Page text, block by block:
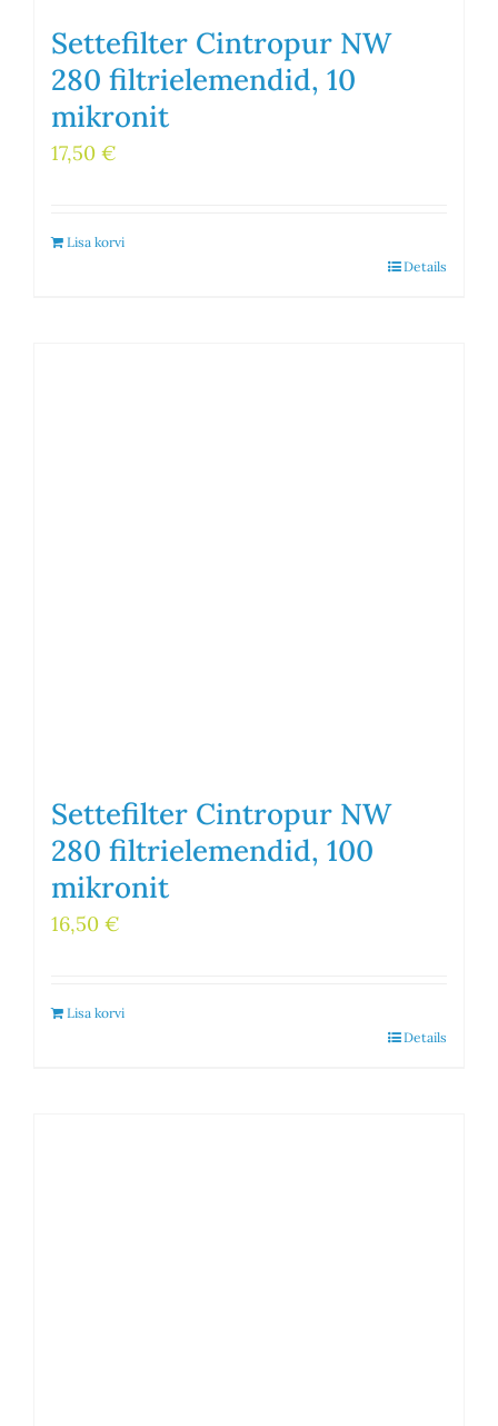
Settefilter Cintropur NW
280 filtrielemendid, 10
mikronit
17,50 €
Lisa korvi
Details
Settefilter Cintropur NW
280 filtrielemendid, 100
mikronit
16,50 €
Lisa korvi
Details